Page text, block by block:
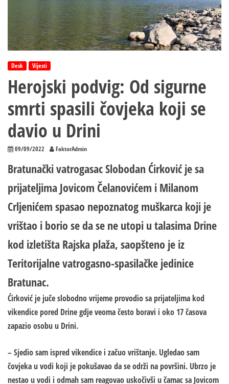
Desk Vijesti
Herojski podvig: Od sigurne
smrti spasili čovjeka koji se
davio u Drini
09/09/2022 FaktorAdmin
Bratunački vatrogasac Slobodan Ćirković je sa
prijateljima Jovicom Čelanovićem i Milanom
Crljenićem spasao nepoznatog muškarca koji je
vrištao i borio se da se ne utopi u talasima Drine
kod izletišta Rajska plaža, saopšteno je iz
Teritorijalne vatrogasno-spasilačke jedinice
Bratunac.
Ćirković je juče slobodno vrijeme provodio sa prijateljima kod
vikendice pored Drine gdje veoma često boravi i oko 17 časova
zapazio osobu u Drini.
– Sjedio sam ispred vikendice i začuo vrištanje. Ugledao sam
čovjeka u vodi koji je pokušavao da se održi na površini. Ubrzo je
nestao u vodi i odmah sam reagovao uskočivši u čamac sa Jovicom